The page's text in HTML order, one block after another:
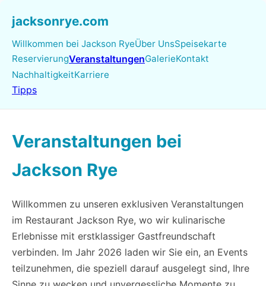
jacksonrye.com
Willkommen bei Jackson RyeÜber UnsSpeisekarte
ReservierungVeranstaltungenGalerieKontakt
NachhaltigkeitKarriere
Tipps
Veranstaltungen bei
Jackson Rye
Willkommen zu unseren exklusiven Veranstaltungen
im Restaurant Jackson Rye, wo wir kulinarische
Erlebnisse mit erstklassiger Gastfreundschaft
verbinden. Im Jahr 2026 laden wir Sie ein, an Events
teilzunehmen, die speziell darauf ausgelegt sind, Ihre